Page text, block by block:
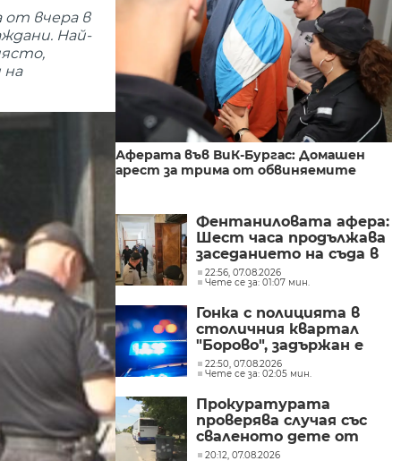
от вчера в
Най-
на
Аферата във ВиК-Бургас: Домашен
арест за трима от обвиняемите
Фентаниловата афера:
Шест часа продължава
заседанието на съда в
Русе, на което се
гледат мерките на
22:56, 07.08.2026
Чете се за: 01:07 мин.
Гонка с полицията в
столичния квартал
"Борово", задържан е
мъж, у когото са
намерени 460 000 евро
22:50, 07.08.2026
Чете се за: 02:05 мин.
Прокуратурата
проверява случая със
сваленото дете от
автобус и оставено в
20:12, 07.08.2026